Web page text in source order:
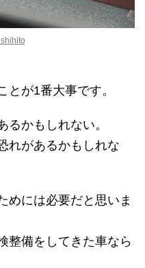
とが1番大事です。
るかもしれない。
れがあるかもしれな
めには必要だと思いま
整備をしてきた車なら